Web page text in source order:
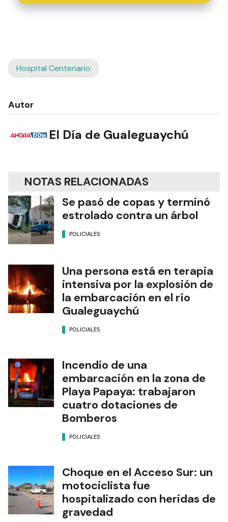
Hospital Centenario
Autor
El Día de Gualeguaychú
NOTAS RELACIONADAS
Se pasó de copas y terminó
estrolado contra un árbol
POLICIALES
Una persona está en terapia
intensiva por la explosión de
la embarcación en el río
Gualeguaychú
POLICIALES
Incendio de una
embarcación en la zona de
Playa Papaya: trabajaron
cuatro dotaciones de
Bomberos
POLICIALES
Choque en el Acceso Sur: un
motociclista fue
hospitalizado con heridas de
gravedad